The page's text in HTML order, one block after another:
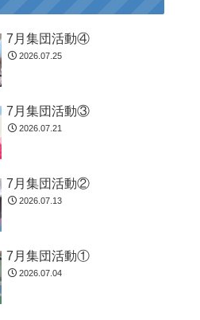
7月集団活動④
2026.07.25
7月集団活動③
2026.07.21
7月集団活動②
2026.07.13
7月集団活動①
2026.07.04